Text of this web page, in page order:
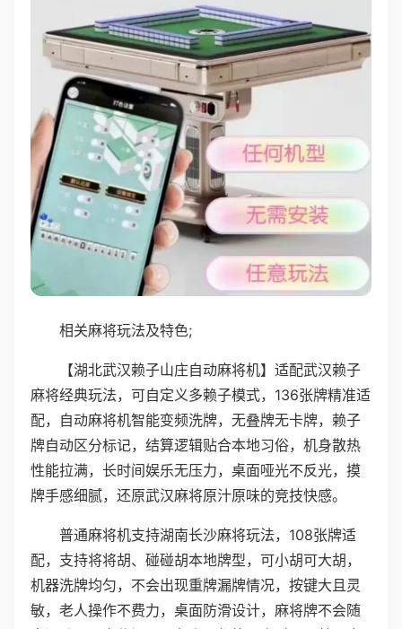
相关麻将玩法及特色;
【湖北武汉赖子山庄自动麻将机】适配武汉赖子
麻将经典玩法，可自定义多赖子模式，136张牌精准适
配，自动麻将机智能变频洗牌，无叠牌无卡牌，赖子
牌自动区分标记，结算逻辑贴合本地习俗，机身散热
性能拉满，长时间娱乐无压力，桌面哑光不反光，摸
牌手感细腻，还原武汉麻将原汁原味的竞技快感。
普通麻将机支持湖南长沙麻将玩法，108张牌适
配，支持将将胡、碰碰胡本地牌型，可小胡可大胡，
机器洗牌均匀，不会出现重牌漏牌情况，按键大且灵
敏，老人操作不费力，桌面防滑设计，麻将牌不会随